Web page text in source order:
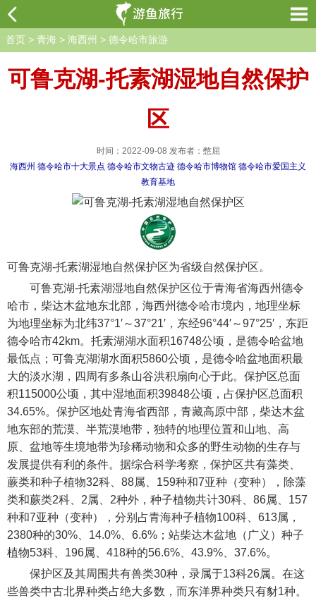
首页 > 青海 > 海西州 > 德令哈市旅游
可鲁克湖-托素湖湿地自然保护
区
时间：2022-09-08 发布者：憋屈
海西州 德令哈市十大景点 德令哈市文物古迹 德令哈市博物馆 德令哈市爱国主义
教育基地
可鲁克湖-托素湖湿地自然保护区为省级自然保护区。
可鲁克湖-托素湖湿地自然保护区位于青海省海西州德令
哈市，柴达木盆地东北部，海西州德令哈市境内，地理坐标
为地理坐标为北纬37°1′～37°21′，东经96°44′～97°25′，东距
德令哈市42km。托素湖湖水面积16748公顷，是德令哈盆地
最低点；可鲁克湖湖水面积5860公顷，是德令哈盆地面积最
大的淡水湖，四周有多条山谷洪积扇向心于此。保护区总面
积115000公顷，其中湿地面积39848公顷，占保护区总面积
34.65%。保护区地处青海省西部，青藏高原中部，柴达木盆
地东部的荒漠、半荒漠地带，独特的地理位置和山地、高
原、盆地等生境地带为珍稀动物和众多的野生动物的生存与
发展提供有利的条件。据综合科学考察，保护区共有藻类、
蕨类和种子植物32科、88属、159种和7亚种（变种），除藻
类和蕨类2科、2属、2种外，种子植物共计30科、86属、157
种和7亚种（变种），分别占青海种子植物100科、613属，
2380种的30%、14.0%、6.6%；站柴达木盆地（广义）种子
植物53科、196属、418种的56.6%、43.9%、37.6%。
保护区及其周围共有兽类30种，录属于13科26属。在这
些兽类中古北界种类占绝大多数，而东洋界种类只有豺1种。